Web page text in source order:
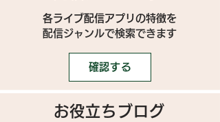
各ライブ配信アプリの特徴を
配信ジャンルで検索できます
確認する
お役立ちブログ